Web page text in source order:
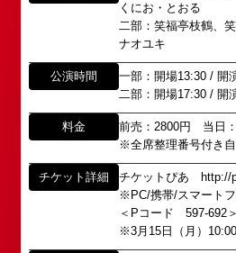
くにお・とおる
二部：笑福亭枝鶴、
ナオユキ
公演時間
一部：開場13:30 / 開
二部：開場17:30 / 開
料金
前売：2800円 当日
※全席整理番号付き
チケット詳細
チケットぴあ http://
※PC/携帯/スマート
＜Pコード 597-692＞
※3月15日（月）
心斎橋角座
公演情報
「角座」の名称は、「角の芝
代に遡ります。
「角座」はかつて、浪花座、
と共に、
1960年～70年代には、上方演
その後、「角座」の名称は、松
(大阪市中央区)や
弊社直営の劇場「B1角座」(大
所属オーディションに関す
以下のアドレスからお問い合わ
大阪本社 タレント開発室：o-
school@shochikugeino.jp
school@shochikugeino.jp
イベント出演依頼のお問い合
以下のページからお問い合わせ
イベント出演依頼メール送信フ
https://